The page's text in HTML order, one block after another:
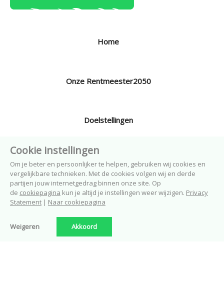
Home
Onze Rentmeester2050
Doelstellingen
Nieuwbouw in Borne
Nieuws
En verder.....
Cookie instellingen
Om je beter en persoonlijker te helpen, gebruiken wij cookies en
vergelijkbare technieken. Met de cookies volgen wij en derde
partijen jouw internetgedrag binnen onze site. Op
de cookiepagina kun je altijd je instellingen weer wijzigen. Privacy
Statement | Naar cookiepagina
Weigeren Akkoord